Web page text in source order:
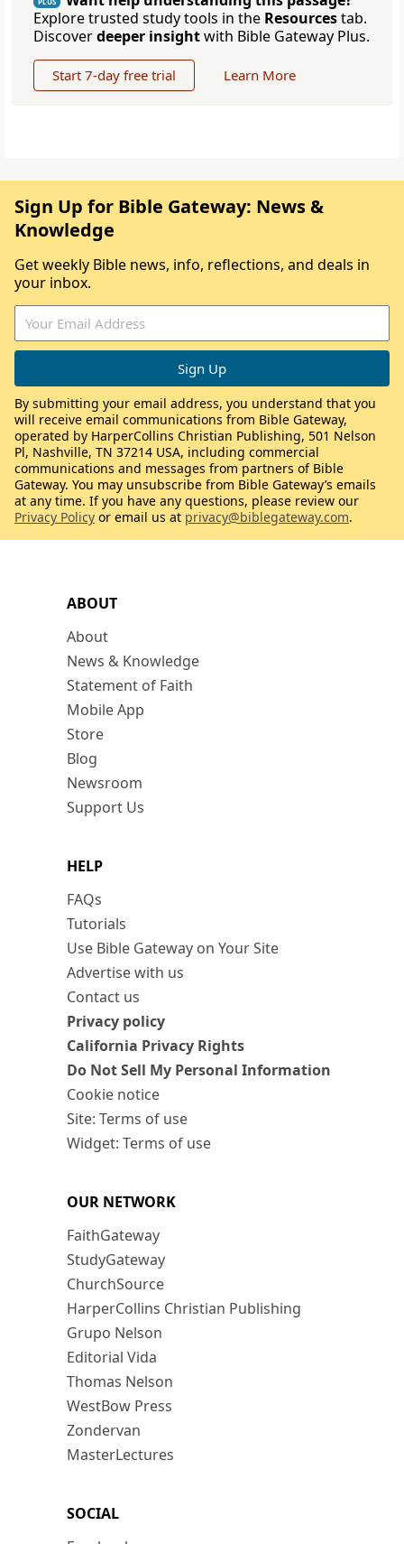
Explore trusted study tools in the Resourcestab.
Discoverdeeper insightwith Bible Gateway Plus.
Start 7-day free trial Learn More
ABOUT
About
News & Knowledge
Statement of Faith
Mobile App
Store
Blog
Newsroom
Support Us
HELP
FAQs
Tutorials
Use Bible Gateway on Your Site
Advertise with us
Contact us
Privacy policy
California Privacy Rights
Do Not Sell My Personal Information
Cookie notice
Site: Terms of use
Widget: Terms of use
OUR NETWORK
FaithGateway
StudyGateway
ChurchSource
HarperCollins Christian Publishing
Grupo Nelson
Editorial Vida
Thomas Nelson
WestBow Press
Zondervan
MasterLectures
SOCIAL
Sign Up for Bible Gateway: News &
Knowledge
Get weekly Bible news, info, reflections, and deals in
your inbox.
By submitting your email address, you understand that you
will receive email communications from Bible Gateway,
operated by HarperCollins Christian Publishing, 501 Nelson
Pl, Nashville, TN 37214 USA, including commercial
communications and messages from partners of Bible
Gateway. You may unsubscribe from Bible Gateway’s emails
at any time. If you have any questions, please review our
Privacy Policy or email us at privacy@biblegateway.com.